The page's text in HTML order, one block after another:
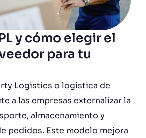
y cómo elegir el
para tu
Logistics o logística de
a las empresas externalizar la
almacenamiento y
pedidos. Este modelo mejora